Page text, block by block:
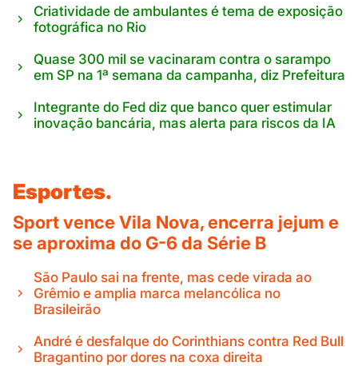
Criatividade de ambulantes é tema de exposição
fotográfica no Rio
Quase 300 mil se vacinaram contra o sarampo
em SP na 1ª semana da campanha, diz Prefeitura
Integrante do Fed diz que banco quer estimular
inovação bancária, mas alerta para riscos da IA
Esportes.
Sport vence Vila Nova, encerra jejum e
se aproxima do G-6 da Série B
São Paulo sai na frente, mas cede virada ao
Grêmio e amplia marca melancólica no
Brasileirão
André é desfalque do Corinthians contra Red Bull
Bragantino por dores na coxa direita